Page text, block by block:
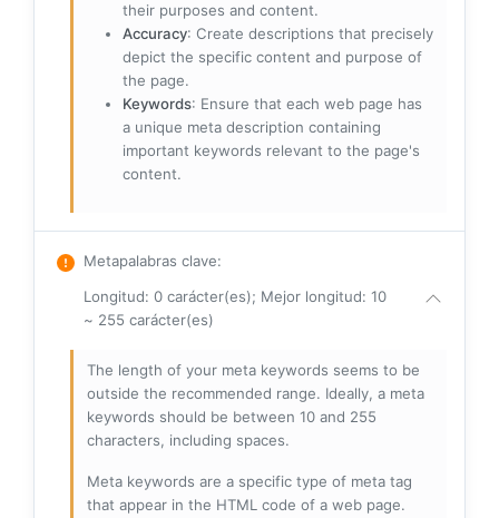
their purposes and content.
Accuracy: Create descriptions that precisely
depict the specific content and purpose of
the page.
Keywords: Ensure that each web page has
a unique meta description containing
important keywords relevant to the page's
content.
Metapalabras clave:
Longitud: 0 carácter(es); Mejor longitud: 10
~ 255 carácter(es)
The length of your meta keywords seems to be
outside the recommended range. Ideally, a meta
keywords should be between 10 and 255
characters, including spaces.
Meta keywords are a specific type of meta tag
that appear in the HTML code of a web page.